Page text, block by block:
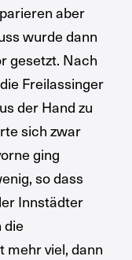
aber
wurde dann
gesetzt. Nach
Freilassinger
der Hand zu
sich zwar
ging
so dass
Innstädter
die
viel, dann